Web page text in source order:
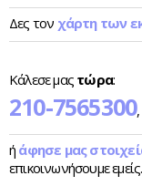
Δες τον χάρτη των
Κάλεσε μας τώρα:
210-7565300,
ή άφησε μας
επικοινωνήσουμε εμείς.